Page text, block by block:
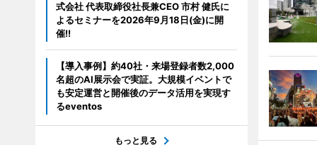
式会社 代表取締役社長兼CEO 市村 健氏に
よるセミナーを2026年9月18日(金)に開
催!!
【導入事例】約40社・来場登録者数2,000
名超のAI展示会で実証。大規模イベントで
も安定運営と開催後のデータ活用を実現す
るeventos
もっと見る